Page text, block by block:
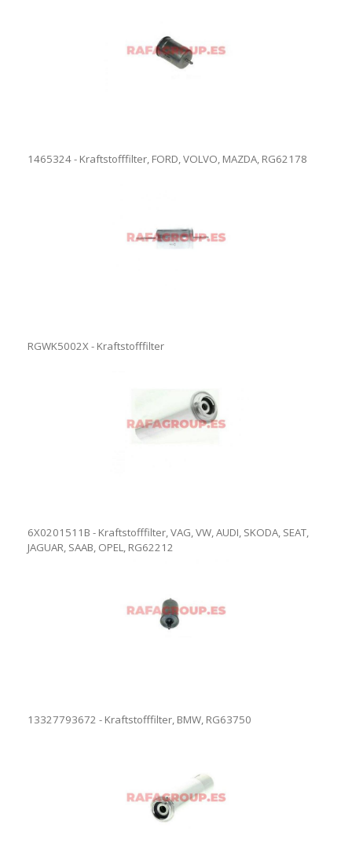
1465324 - Kraftstofffilter, FORD, VOLVO, MAZDA, RG62178
RGWK5002X - Kraftstofffilter
6X0201511B - Kraftstofffilter, VAG, VW, AUDI, SKODA, SEAT,
JAGUAR, SAAB, OPEL, RG62212
13327793672 - Kraftstofffilter, BMW, RG63750